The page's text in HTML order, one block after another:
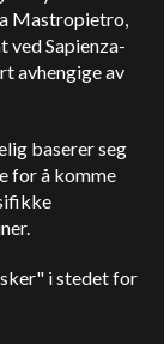
Mastropietro,
Sapienza-
avhengige av
baserer seg
for å komme
i stedet for